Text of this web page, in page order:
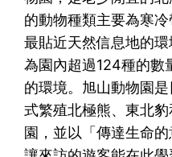
的動物種類主要為寒
最貼近天然信息地的
為園內超過124種的數
的環境。旭山動物園
式繁殖北極熊、東北
園，並以「傳達生命